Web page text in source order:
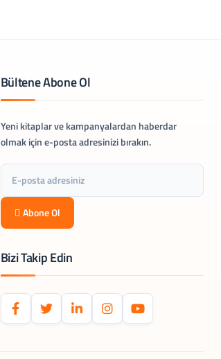
Bültene Abone Ol
Yeni kitaplar ve kampanyalardan haberdar
olmak için e-posta adresinizi bırakın.
Abone Ol
Bizi Takip Edin